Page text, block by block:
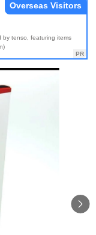
by tenso, featuring items
Overseas Visitors